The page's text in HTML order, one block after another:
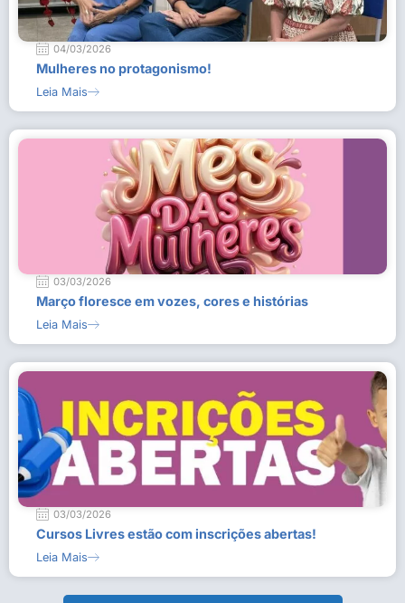
04/03/2026
Mulheres no protagonismo!
Leia Mais
03/03/2026
Março floresce em vozes, cores e histórias
Leia Mais
03/03/2026
Cursos Livres estão com inscrições abertas!
Leia Mais